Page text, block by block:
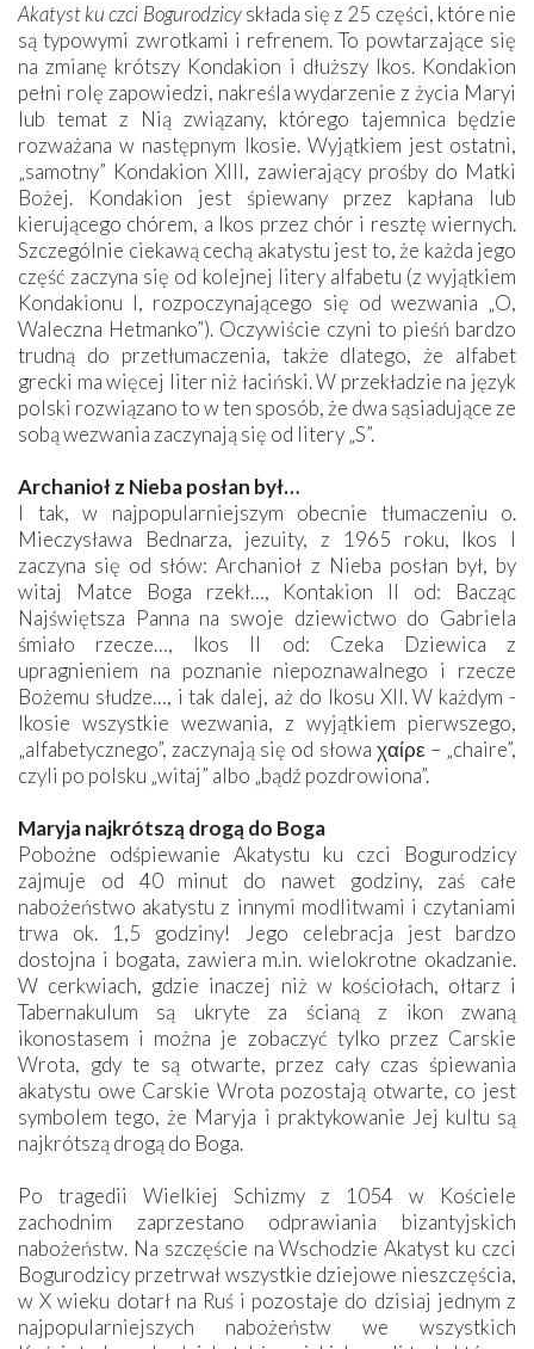
Akatyst ku czci Bogurodzicyskłada się z 25 części, które nie
są typowymi zwrotkami i refrenem. To powtarzające się
na zmianę krótszy Kondakion i dłuższy Ikos. Kondakion
pełni rolę zapowiedzi, nakreśla wydarzenie z życia Maryi
lub temat z Nią związany, którego tajemnica będzie
rozważana w następnym Ikosie. Wyjątkiem jest ostatni,
„samotny” Kondakion XIII, zawierający prośby do Matki
Bożej. Kondakion jest śpiewany przez kapłana lub
kierującego chórem, a Ikos przez chór i resztę wiernych.
Szczególnie ciekawą cechą akatystu jest to, że każda jego
część zaczyna się od kolejnej litery alfabetu (z wyjątkiem
Kondakionu I, rozpoczynającego się od wezwania „O,
Waleczna Hetmanko”). Oczywiście czyni to pieśń bardzo
trudną do przetłumaczenia, także dlatego, że alfabet
grecki ma więcej liter niż łaciński. W przekładzie na język
polski rozwiązano to w ten sposób, że dwa sąsiadujące ze
sobą wezwania zaczynają się od litery „S”.
Archanioł z Nieba posłan był…
I tak, w najpopularniejszym obecnie tłumaczeniu o.
Mieczysława Bednarza, jezuity, z 1965 roku, Ikos I
zaczyna się od słów: Archanioł z Nieba posłan był, by
witaj Matce Boga rzekł…, Kontakion II od: Bacząc
Najświętsza Panna na swoje dziewictwo do Gabriela
śmiało rzecze…, Ikos II od: Czeka Dziewica z
upragnieniem na poznanie niepoznawalnego i rzecze
Bożemu słudze…, i tak dalej, aż do Ikosu XII. W każdym ­
Ikosie wszystkie wezwania, z wyjątkiem pierwszego,
„alfabetycznego”, zaczynają się od słowa χαίρε – „chaire”,
czyli po polsku „witaj” albo „bądź pozdrowiona”.
Maryja najkrótszą drogą do Boga
Pobożne odśpiewanie Akatystu ku czci Bogurodzicy
zajmuje od 40 minut do nawet godziny, zaś całe
nabożeństwo akatystu z innymi modlitwami i czytaniami
trwa ok. 1,5 godziny! Jego celebracja jest bardzo
dostojna i bogata, zawiera m.in. wielokrotne okadzanie.
W cerkwiach, gdzie inaczej niż w kościołach, ołtarz i
Tabernakulum są ukryte za ścianą z ikon zwaną
ikonostasem i można je zobaczyć tylko przez Carskie
Wrota, gdy te są otwarte, przez cały czas śpiewania
akatystu owe Carskie Wrota pozostają otwarte, co jest
symbolem tego, że Maryja i praktykowanie Jej kultu są
najkrótszą drogą do Boga.
Po tragedii Wielkiej Schizmy z 1054 w Kościele
zachodnim zaprzestano odprawiania bizantyjskich
nabożeństw. Na szczęście na Wschodzie Akatyst ku czci
Bogurodzicy przetrwał wszystkie dziejowe nieszczęścia,
w X wieku dotarł na Ruś i pozostaje do dzisiaj jednym z
najpopularniejszych nabożeństw we wszystkich